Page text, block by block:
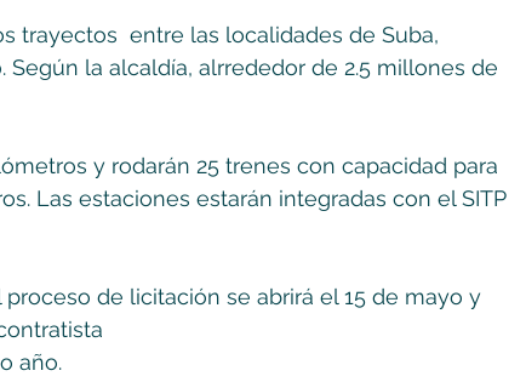
trayectos  entre las localidades de Suba,
Según la alcaldía, alrrededor de 2.5 millones de
y rodarán 25 trenes con capacidad para
Las estaciones estarán integradas con el SITP
de licitación se abrirá el 15 de mayo y
año.